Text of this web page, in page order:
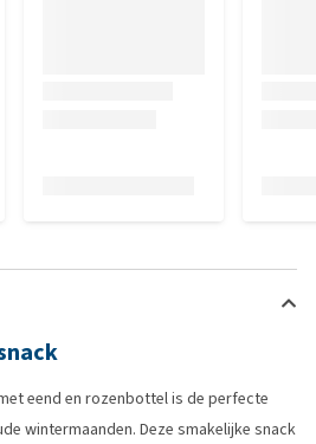
eend en rozenbottel is de perfecte
wintermaanden. Deze smakelijke snack